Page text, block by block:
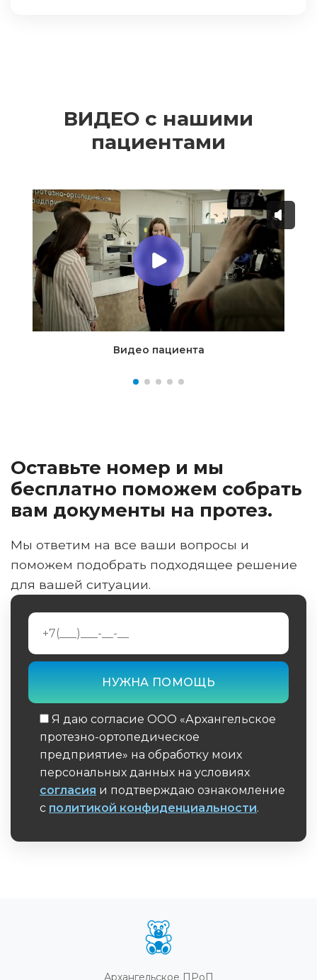
ВИДЕО с нашими
пациентами
Видео пациента
Оставьте номер и мы
бесплатно поможем собрать
вам документы на протез.
Мы ответим на все ваши вопросы и
поможем подобрать подходящее решение
для вашей ситуации.
Я даю согласие ООО «Архангельское
протезно-ортопедическое
предприятие» на обработку моих
персональных данных на условиях
согласия и подтверждаю ознакомление
с политикой конфиденциальности.
Архангельское ПРоП